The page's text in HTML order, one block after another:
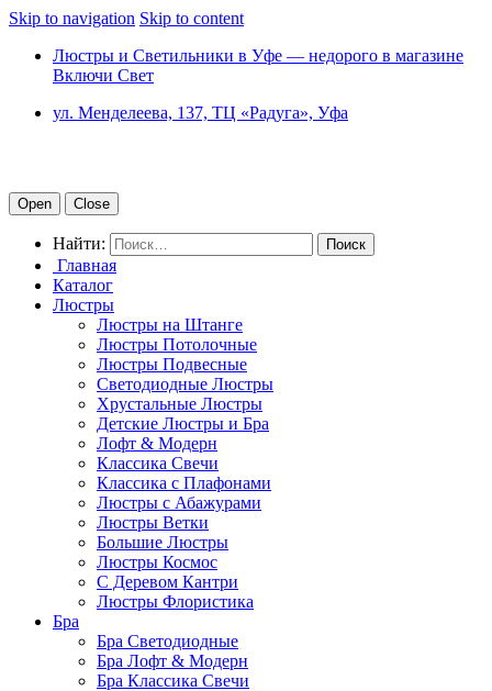
Skip to navigation Skip to content
Люстры и Светильники в Уфе — недорого в магазине
Включи Свет
ул. Менделеева, 137, ТЦ «Радуга», Уфа
Open Close
Найти:
Главная
Каталог
Люстры
Люстры на Штанге
Люстры Потолочные
Люстры Подвесные
Светодиодные Люстры
Хрустальные Люстры
Детские Люстры и Бра
Лофт & Модерн
Классика Свечи
Классика с Плафонами
Люстры с Абажурами
Люстры Ветки
Большие Люстры
Люстры Космос
С Деревом Кантри
Люстры Флористика
Бра
Бра Светодиодные
Бра Лофт & Модерн
Бра Классика Свечи